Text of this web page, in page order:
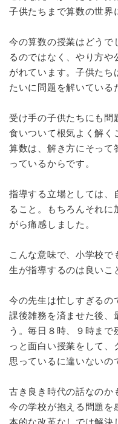
子供たちまで算数の世界
今の算数の授業はどうで
るのではなく、やり方
がれています。子供たち
たいに問題を解いている
受け手の子供たちにも問
食いついて根気よく解く
算数は、解き方にそって
っているからです。
指導する立場としては、
ること。もちろんそれ
がら痛感しました。
こんな意味で、小学校
生が指導するのは良いこ
今の先生は忙しすぎるの
課後雑務を済ませた後、
う。毎日８時、９時まで
っと面白い授業をして、
思っているに違いないの
古き良き時代の話なのか
今の学校が抱える問題を
本的な改革なしでは解決